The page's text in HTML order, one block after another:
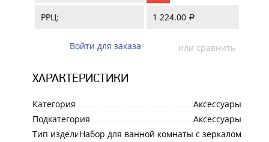
РРЦ: 1 224.00 a
Войти для заказа или сравнить
ХАРАКТЕРИСТИКИ
Категория
Аксессуары
Подкатегория
Аксессуары
Тип изделияНабор для ванной комнаты с зеркалом